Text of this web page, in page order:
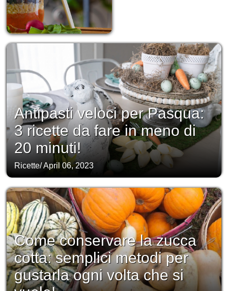
Antipasti veloci per Pasqua:
3 ricette da fare in meno di
20 minuti!
Ricette/April 06, 2023
Come conservare la zucca
cotta: semplici metodi per
gustarla ogni volta che si